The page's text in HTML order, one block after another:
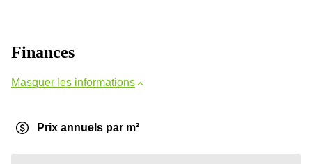
Finances
Masquer les informations
Prix annuels par m²